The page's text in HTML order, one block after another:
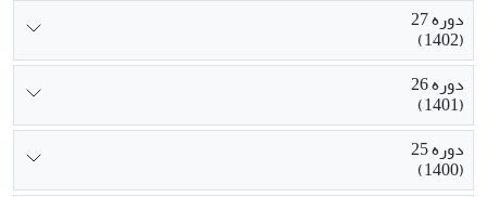
دوره 27
(1402)
دوره 26
(1401)
دوره 25
(1400)